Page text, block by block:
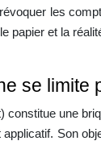
les
papier et la
se
constitue une
Son